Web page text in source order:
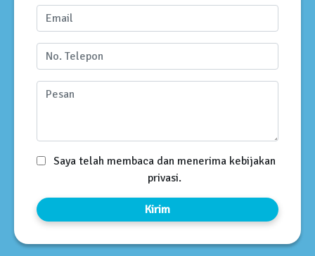
Saya telah membaca dan menerima kebijakan
privasi.
Kirim